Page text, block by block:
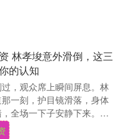
林孝埈意外滑倒，这三
的认知
，观众席上瞬间屏息。林
一刻，护目镜滑落，身体
全场一下子安静下来。真
，谁能想到堂堂奥运冠